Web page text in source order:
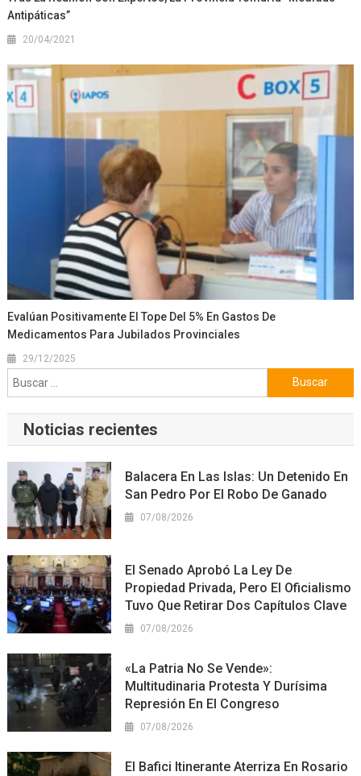
Antipáticas”
20/04/2021
Evalúan Positivamente El Tope Del 5% En Gastos De
Medicamentos Para Jubilados Provinciales
29/12/2025
Buscar:
Noticias recientes
Balacera En Las Islas: Un Detenido En
San Pedro Por El Robo De Ganado
07/08/2026
El Senado Aprobó La Ley De
Propiedad Privada, Pero El Oficialismo
Tuvo Que Retirar Dos Capítulos Clave
07/08/2026
«La Patria No Se Vende»:
Multitudinaria Protesta Y Durísima
Represión En El Congreso
07/08/2026
El Bafici Itinerante Aterriza En Rosario